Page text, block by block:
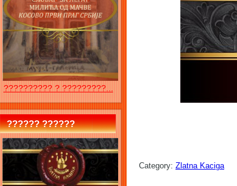
?????????? ? ?????????...
?????? ??????
Category: Zlatna Kaciga